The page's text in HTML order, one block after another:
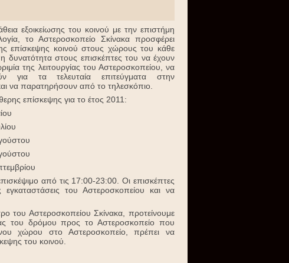
εξοικείωσης του κοινού με την επιστήμη
το Αστεροσκοπείο Σκίνακα προσφέρει
επίσκεψης κοινού στους χώρους του κάθε
η δυνατότητα στους επισκέπτες του να έχουν
της λειτουργίας του Αστεροσκοπείου, να
για τα τελευταία επιτεύγματα στην
να παρατηρήσουν από το τηλεσκόπιο.
επίσκεψης για το έτος 2011:
από τις 17:00-23:00. Οι επισκέπτες
του Αστεροσκοπείου και να
Αστεροσκοπείου Σκίνακα, προτείνουμε
του δρόμου προς το Αστεροσκοπείο που
χώρου στο Αστεροσκοπείο, πρέπει να
του κοινού.